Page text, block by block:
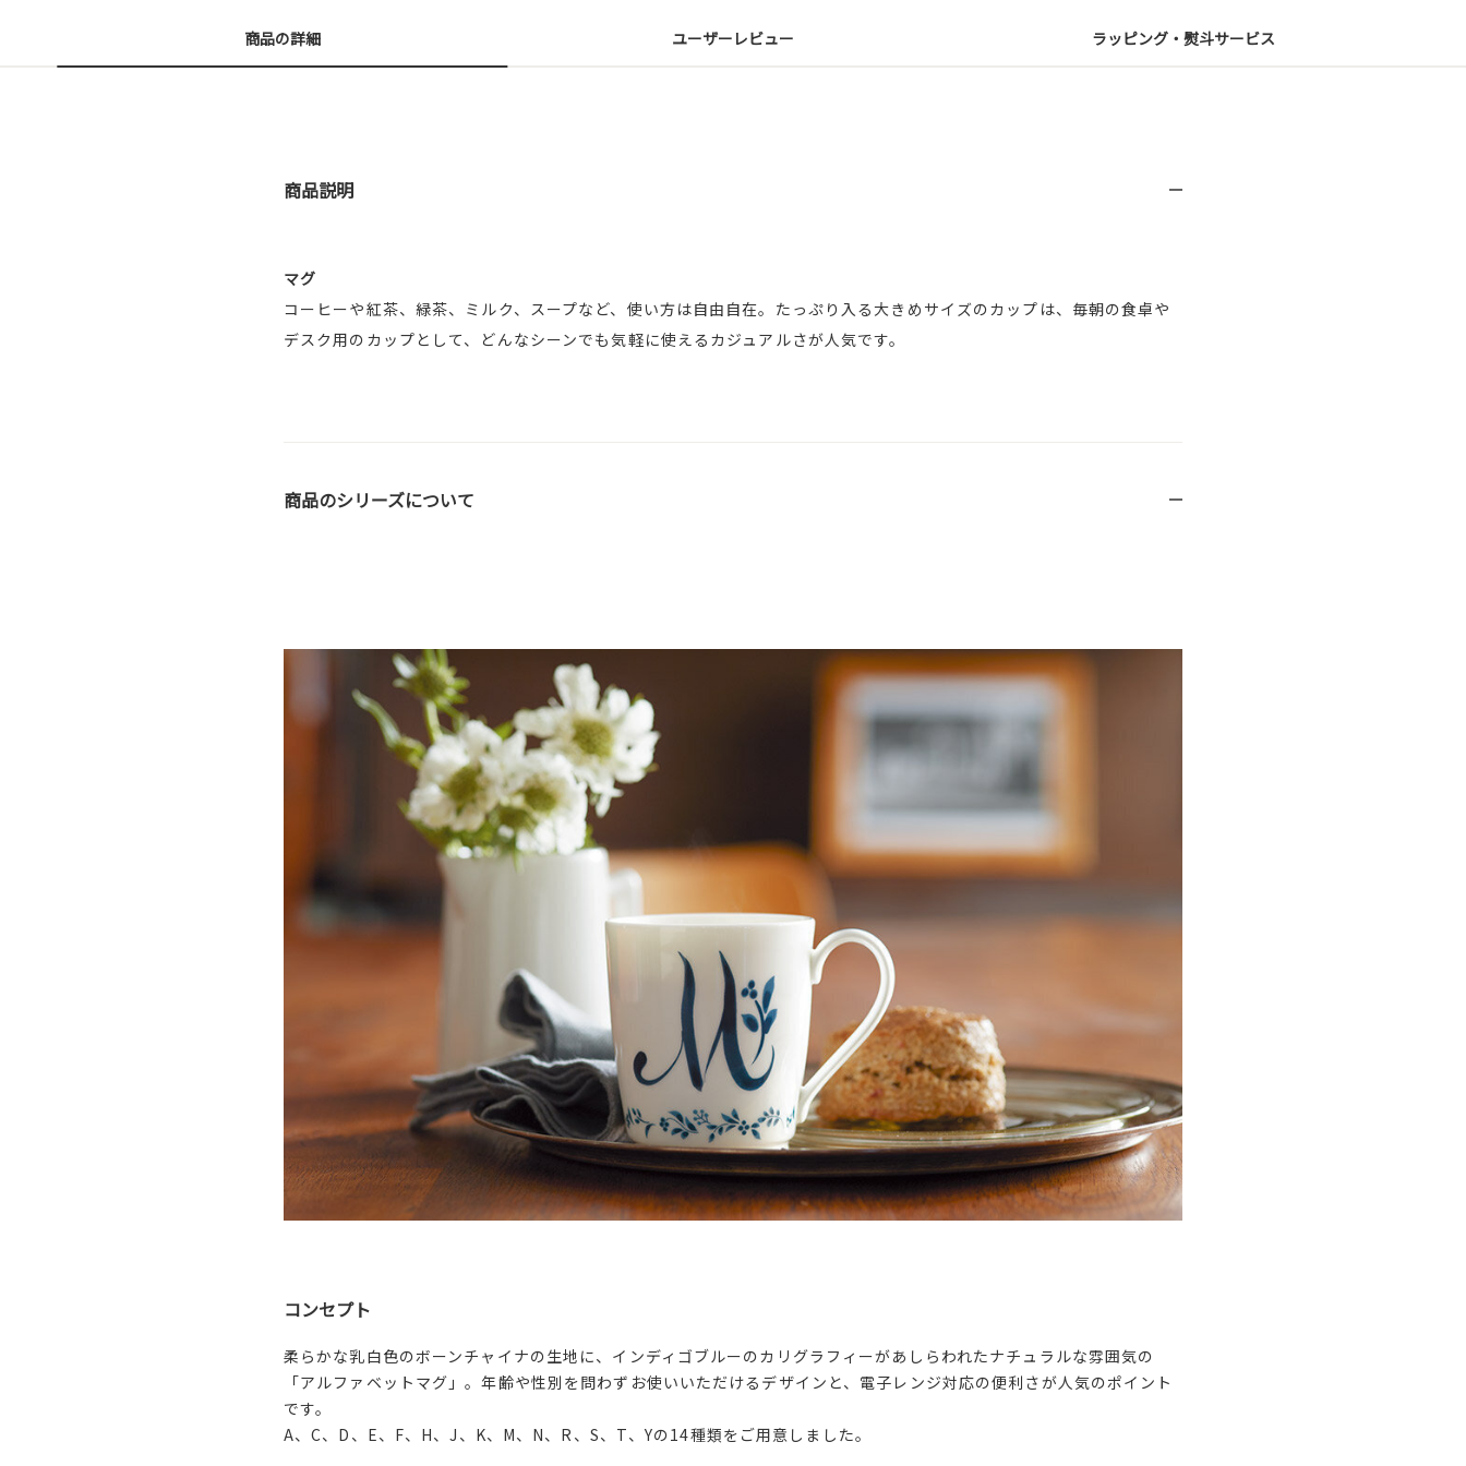
商品の詳細 ユーザーレビュー ラッピング・熨斗サービス
商品説明
マグ
コーヒーや紅茶、緑茶、ミルク、スープなど、使い方は自由自在。たっぷり入る大きめサイズのカップは、毎朝の食卓や
デスク用のカップとして、どんなシーンでも気軽に使えるカジュアルさが人気です。
商品のシリーズについて
コンセプト
柔らかな乳白色のボーンチャイナの生地に、インディゴブルーのカリグラフィーがあしらわれたナチュラルな雰囲気の
「アルファベットマグ」。年齢や性別を問わずお使いいただけるデザインと、電子レンジ対応の便利さが人気のポイント
です。
A、C、D、E、F、H、J、K、M、N、R、S、T、Yの14種類をご用意しました。